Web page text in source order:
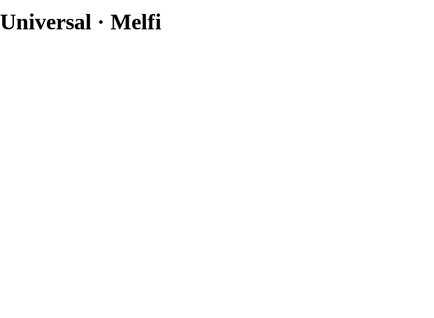
Universal · Melfi